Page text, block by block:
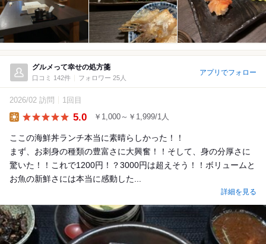
グルメって幸せの処方箋
口コミ 142件 フォロワー 25人
アプリでフォロー
2026/02 訪問 1回目
5.0 ￥1,000～￥1,999/1人
ここの海鮮丼ランチ本当に素晴らしかった！！
まず、お刺身の種類の豊富さに大興奮！！そして、身の分厚さに
驚いた！！これで1200円！？3000円は超えそう！！ボリュームと
お魚の新鮮さには本当に感動した...
詳細を見る